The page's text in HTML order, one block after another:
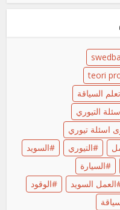
teori
السياقة
التيوري
اسئلة تيوري
التيوري
السويد
السيارة
العمل السويد
الوقود